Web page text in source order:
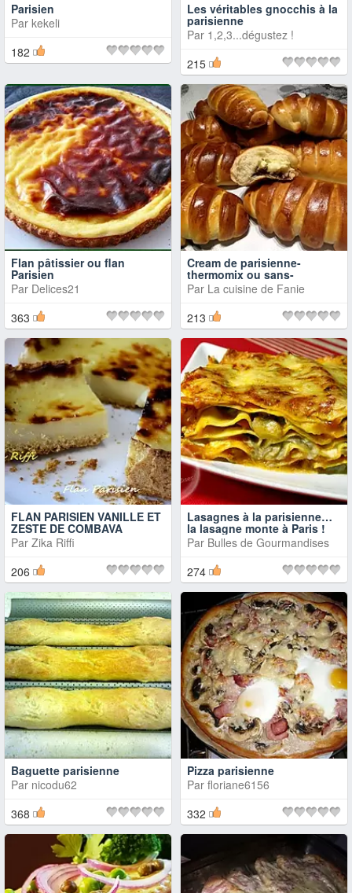
Parisien
Par kekeli
182
Les véritables gnocchis à la
parisienne
Par 1,2,3...dégustez !
215
Flan pâtissier ou flan
Parisien
Par Delices21
363
Cream de parisienne-
thermomix ou sans-
Par La cuisine de Fanie
213
FLAN PARISIEN VANILLE ET
ZESTE DE COMBAVA
Par Zika Riffi
206
Lasagnes à la parisienne…
la lasagne monte à Paris !
Par Bulles de Gourmandises
274
Baguette parisienne
Par nicodu62
368
Pizza parisienne
Par floriane6156
332